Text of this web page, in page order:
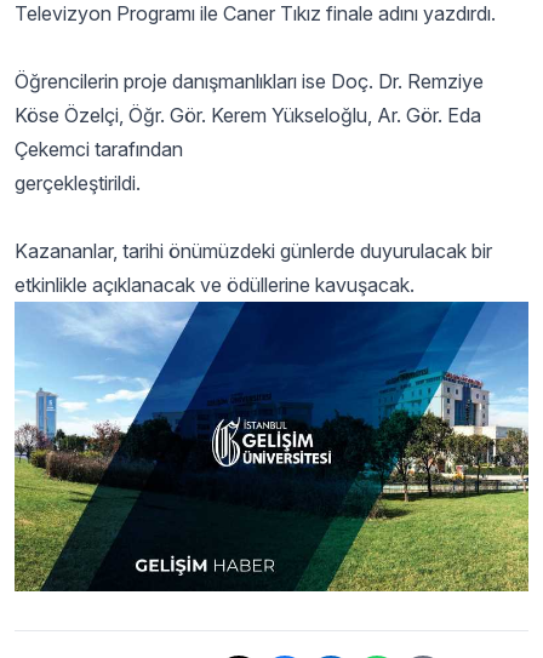
Televizyon Programı ile Caner Tıkız finale adını yazdırdı.
Öğrencilerin proje danışmanlıkları ise Doç. Dr. Remziye
Köse Özelçi, Öğr. Gör. Kerem Yükseloğlu, Ar. Gör. Eda
Çekemci tarafından
gerçekleştirildi.
Kazananlar, tarihi önümüzdeki günlerde duyurulacak bir
etkinlikle açıklanacak ve ödüllerine kavuşacak.